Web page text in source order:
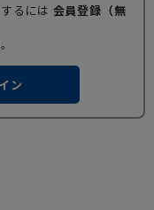
るには 会員登録（無
ン